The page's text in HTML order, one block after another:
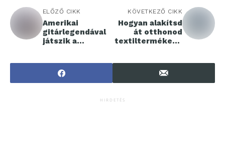
ELŐZŐ CIKK
Amerikai
gitárlegendával
játszik a
Müpában
KÖVETKEZŐ CIKK
Hogyan alakítsd
át otthonod
textiltermékekk
HIRDETÉS